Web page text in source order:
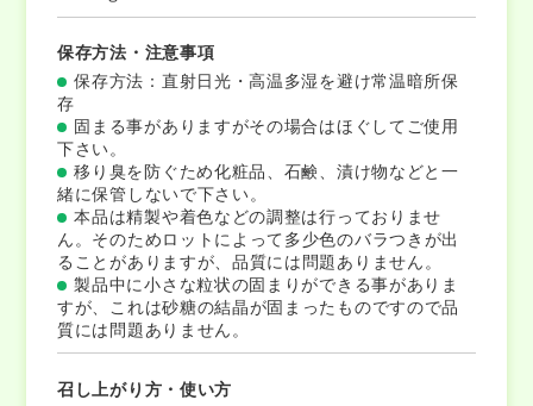
保存方法・注意事項
保存方法：直射日光・高温多湿を避け常温暗所保
存
固まる事がありますがその場合はほぐしてご使用
下さい。
移り臭を防ぐため化粧品、石鹸、漬け物などと一
緒に保管しないで下さい。
本品は精製や着色などの調整は行っておりませ
ん。そのためロットによって多少色のバラつきが出
ることがありますが、品質には問題ありません。
製品中に小さな粒状の固まりができる事がありま
すが、これは砂糖の結晶が固まったものですので品
質には問題ありません。
召し上がり方・使い方